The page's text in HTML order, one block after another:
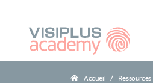
Accueil Ressources